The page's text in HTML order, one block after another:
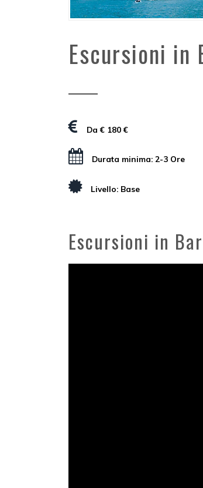
Escursioni in
Da € 180 €
Durata minima: 2-3 Ore
Livello: Base
Escursioni in